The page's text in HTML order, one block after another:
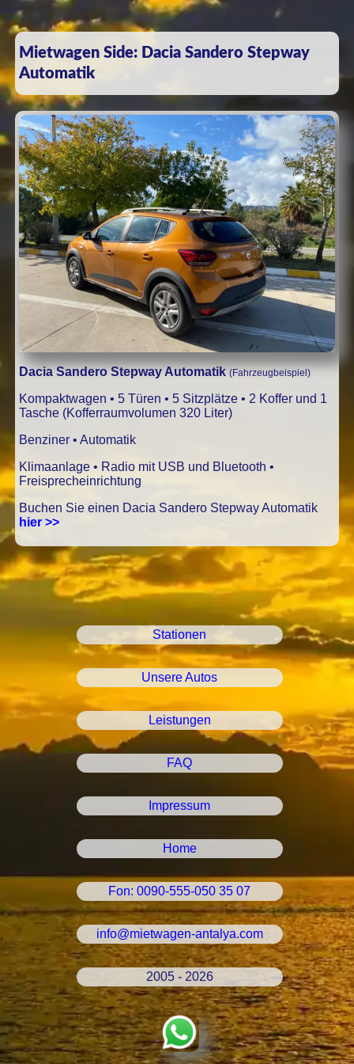
Mietwagen Side: Dacia Sandero Stepway
Automatik
Dacia Sandero Stepway Automatik (Fahrzeugbeispiel)
Kompaktwagen • 5 Türen • 5 Sitzplätze • 2 Koffer und 1
Tasche (Kofferraumvolumen 320 Liter)
Benziner • Automatik
Klimaanlage • Radio mit USB und Bluetooth •
Freisprecheinrichtung
Buchen Sie einen Dacia Sandero Stepway Automatik
hier >>
Stationen
Unsere Autos
Leistungen
FAQ
Impressum
Home
Fon: 0090-555-050 35 07
info@mietwagen-antalya.com
2005 - 2026